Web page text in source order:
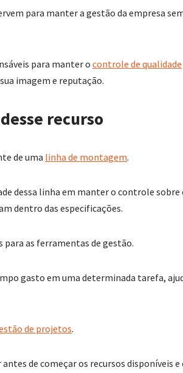
para manter a gestão da empresa
para manter o controle de qualidade
imagem e reputação.
recurso
de uma linha de montagem.
dessa linha em manter o controle sobre
dentro das especificações.
para as ferramentas de gestão.
gasto em uma determinada tarefa,
de projetos.
antes de começar os recursos disponíveis